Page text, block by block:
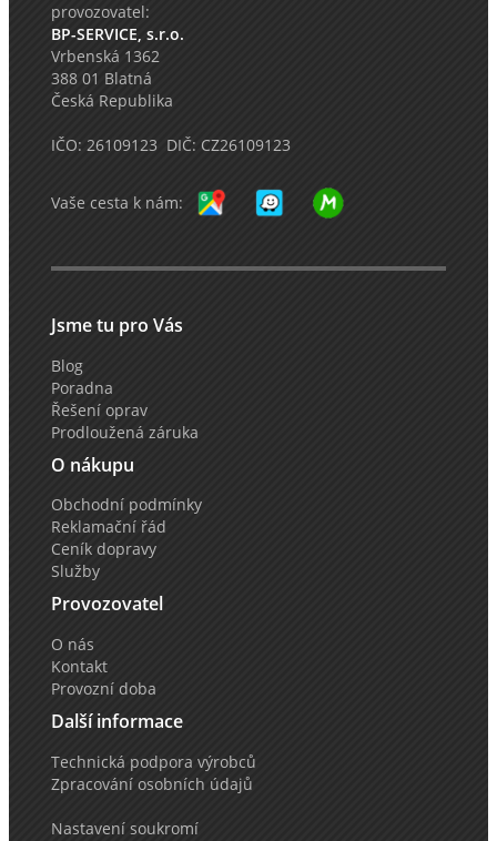
provozovatel:
BP-SERVICE, s.r.o.
Vrbenská 1362
388 01 Blatná
Česká Republika
IČO: 26109123 DIČ: CZ26109123
Vaše cesta k nám:
Jsme tu pro Vás
Blog
Poradna
Řešení oprav
Prodloužená záruka
O nákupu
Obchodní podmínky
Reklamační řád
Ceník dopravy
Služby
Provozovatel
O nás
Kontakt
Provozní doba
Další informace
Technická podpora výrobců
Zpracování osobních údajů
Nastavení soukromí